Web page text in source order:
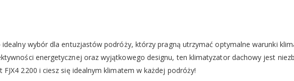
idealny wybór dla entuzjastów podróży, którzy pragną utrzymać optymalne warunki
energetycznej oraz wyjątkowego designu, ten klimatyzator dachowy jest
2200 i ciesz się idealnym klimatem w każdej podróży!